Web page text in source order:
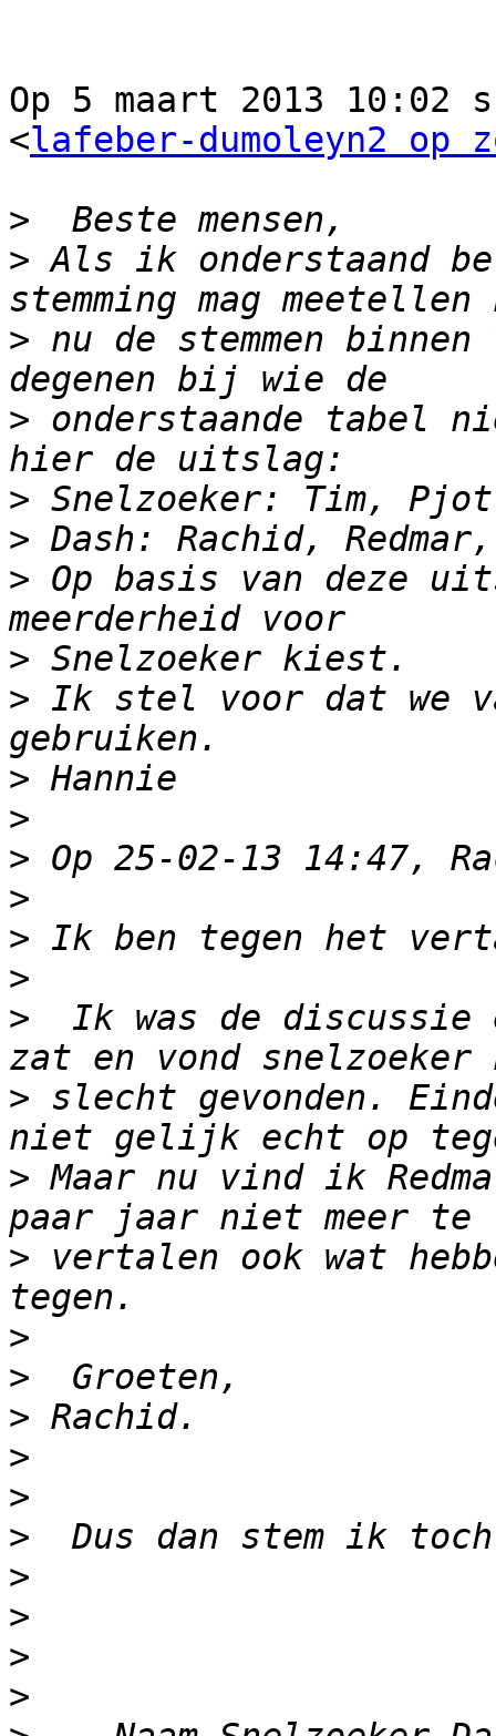
Op 5 maart 2013 10:02
<lafeber-dumoleyn2 op
>
> Als ik onderstaand
> nu de stemmen
> onderstaande tabel
>
>
> Op basis van deze
>
> Ik stel voor dat we
>
>
>
>
>
>
>
Ik was de discussie
> slecht gevonden.
> Maar nu vind ik
> vertalen ook wat
>
>
>
>
>
>
>
>
>
>